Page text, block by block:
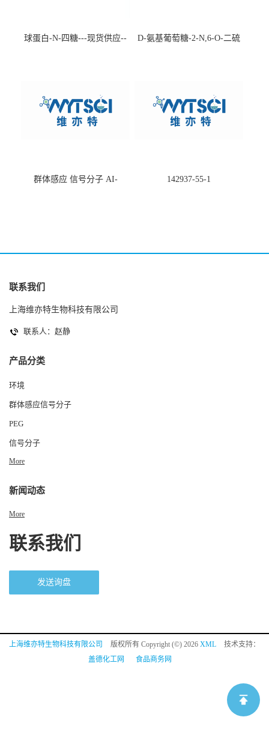
球蛋白-N-四糖---现货供应--
D-氨基葡萄糖-2-N,6-O-二硫
群体感应 信号分子 AI-
142937-55-1
联系我们
上海维亦特生物科技有限公司
联系人：赵静
产品分类
环境
群体感应信号分子
PEG
信号分子
More
新闻动态
More
联系我们
发送询盘
上海维亦特生物科技有限公司 版权所有 Copyright (©) 2026 XML
技术支持：
盖德化工网
食品商务网